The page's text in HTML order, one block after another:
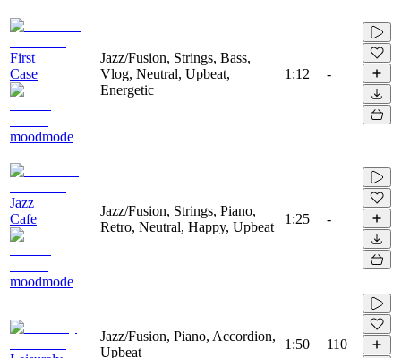
First
Case
moodmode
Jazz/Fusion, Strings, Bass,
Vlog, Neutral, Upbeat,
Energetic
1:12 -
Jazz
Cafe
moodmode
Jazz/Fusion, Strings, Piano,
Retro, Neutral, Happy, Upbeat
1:25 -
Jazz/Fusion, Piano, Accordion,
Upbeat
1:50 110